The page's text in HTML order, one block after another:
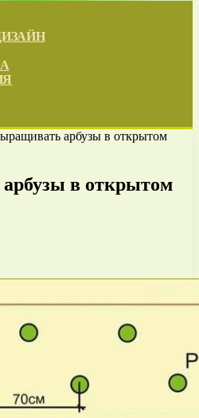
арбузы в открытом
в открытом